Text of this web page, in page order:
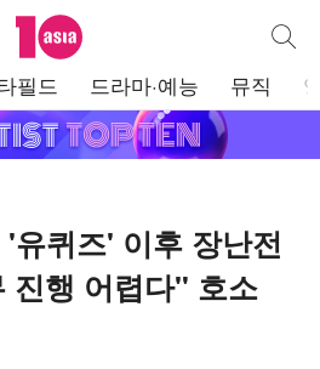
텐아시아 통합
필드 드라마·예능 뮤직
유퀴즈' 이후 장난전
행 어렵다" 호소